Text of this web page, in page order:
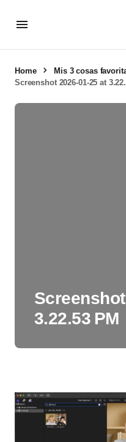
Home
Mis 3 cosas
Screenshot 2026-01-25 at
3.22.53 PM